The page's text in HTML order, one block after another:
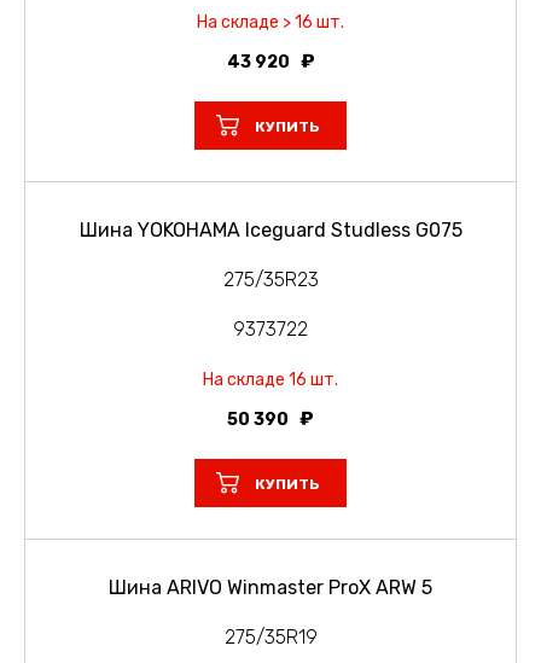
На складе > 16 шт.
43 920
КУПИТЬ
Шина YOKOHAMA Iceguard Studless G075
275/35R23
9373722
На складе 16 шт.
50 390
КУПИТЬ
Шина ARIVO Winmaster ProX ARW 5
275/35R19